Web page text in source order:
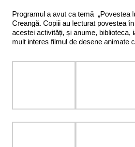
Programul a avut ca temă „Povestea
Creangă. Copiii au lecturat povestea
acestei activități, și anume, biblioteca,
mult interes filmul de desene animate